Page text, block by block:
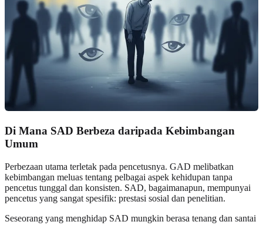
Di Mana SAD Berbeza daripada Kebimbangan
Umum
Perbezaan utama terletak pada pencetusnya. GAD melibatkan
kebimbangan meluas tentang pelbagai aspek kehidupan tanpa
pencetus tunggal dan konsisten. SAD, bagaimanapun, mempunyai
pencetus yang sangat spesifik: prestasi sosial dan penelitian.
Seseorang yang menghidap SAD mungkin berasa tenang dan santai